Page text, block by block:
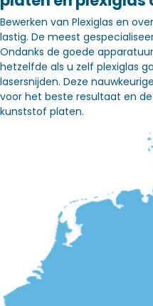
Bewerken van Plexiglas en
lastig. De meest
Ondanks de goede
hetzelfde als u zelf plexiglas
lasersnijden. Deze
voor het beste resultaat en
kunststof platen.